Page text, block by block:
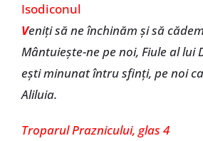
Isodiconul
Veniți să ne închinăm și să
Mântuiește-ne pe noi, Fiule al lui
ești minunat întru sfinți, pe noi
Aliluia.
Troparul Praznicului, glas 4